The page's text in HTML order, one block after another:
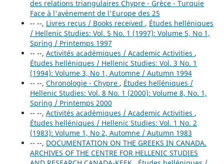
des relations triangulaires Chypre - Grèce - Turquie
Face à l'avènement de l'Europe des 25
-- --, Livres reçus / Books received , Études helléniques
/ Hellenic Studies: Vol. 5 No. 1 (1997): Volume 5, No 1,
Spring / Printemps 1997
-- --, Activités académiques / Academic Activities ,
Études helléniques / Hellenic Studies: Vol. 3 No. 1
(1994): Volume 3, No 1, Automne / Autumn 1994
-- --, Chronologie - Chypre , Études helléniques /
Hellenic Studies: Vol. 8 No. 1 (2000): Volume 8, No. 1,
Spring / Printemps 2000
-- --, Activités académiques / Academic Activities ,
Études helléniques / Hellenic Studies: Vol. 1 No. 2
(1983): Volume 1, No 2, Automne / Autumn 1983
-- --, DOCUMENTATION ON THE GREEKS IN CANADA.
ARCHIVES OF THE CENTRE FOR HELLENIC STUDIES